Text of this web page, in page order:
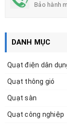
Bảo hành
DANH MỤC
Quạt điện dân
Quạt thông gió
Quạt sàn
Quạt công nghiệp